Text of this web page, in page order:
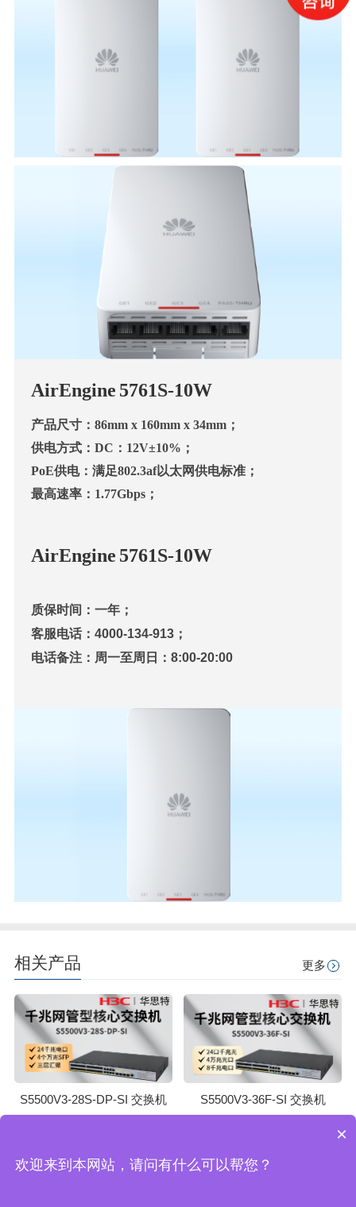
AirEngine 5761S-10W
产品尺寸：86mm x 160mm x 34mm；
供电方式：DC：12V±10%；
PoE供电：满足802.3af以太网供电标准；
最高速率：1.77Gbps；
AirEngine 5761S-10W
质保时间：一年；
客服电话：4000-134-913；
电话备注：周一至周日：8:00-20:00
相关产品 更多
S5500V3-28S-DP-SI 交换机 S5500V3-36F-SI 交换机
×
欢迎来到本网站，请问有什么可以帮您？